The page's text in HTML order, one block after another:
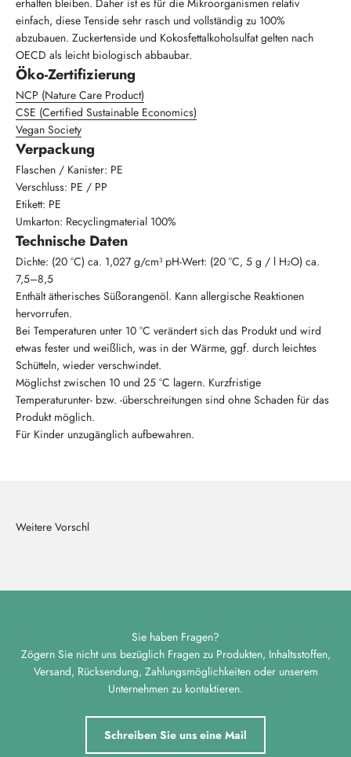
erhalten bleiben. Daher ist es für die Mikroorganismen relativ
einfach, diese Tenside sehr rasch und vollständig zu 100%
abzubauen. Zuckertenside und Kokosfettalkoholsulfat gelten nach
OECD als leicht biologisch abbaubar.
Öko-Zertifizierung
NCP (Nature Care Product)
CSE (Certified Sustainable Economics)
Vegan Society
Verpackung
Flaschen / Kanister: PE
Verschluss: PE / PP
Etikett: PE
Umkarton: Recyclingmaterial 100%
Technische Daten
Dichte: (20 °C) ca. 1,027 g/cm³ pH-Wert: (20 °C, 5 g / l H₂O) ca.
7,5–8,5
Enthält ätherisches Süßorangenöl. Kann allergische Reaktionen
hervorrufen.
Bei Temperaturen unter 10 °C verändert sich das Produkt und wird
etwas fester und weißlich, was in der Wärme, ggf. durch leichtes
Schütteln, wieder verschwindet.
Möglichst zwischen 10 und 25 °C lagern. Kurzfristige
Temperaturunter- bzw. -überschreitungen sind ohne Schaden für das
Produkt möglich.
Für Kinder unzugänglich aufbewahren.
Sie haben Fragen?
Zögern Sie nicht uns bezüglich Fragen zu Produkten, Inhaltsstoffen,
Versand, Rücksendung, Zahlungsmöglichkeiten oder unserem
Unternehmen zu kontaktieren.
Schreiben Sie uns eine Mail